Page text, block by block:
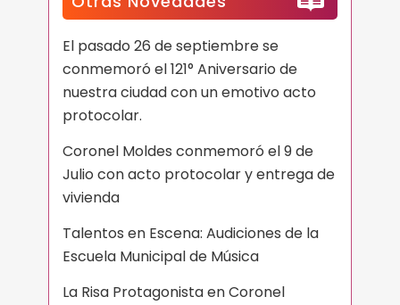
El pasado 26 de septiembre se
conmemoró el 121° Aniversario de
nuestra ciudad con un emotivo acto
protocolar.
Coronel Moldes conmemoró el 9 de
Julio con acto protocolar y entrega de
vivienda
Talentos en Escena: Audiciones de la
Escuela Municipal de Música
La Risa Protagonista en Coronel